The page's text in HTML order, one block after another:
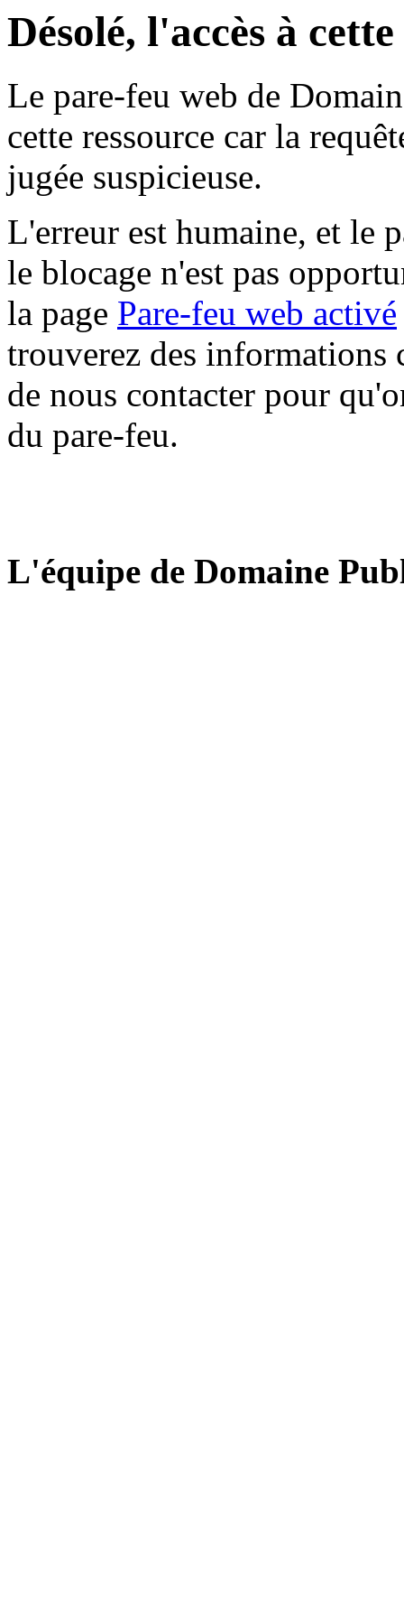
Désolé, l'accès à
Le pare-feu web de
cette ressource car la
jugée suspicieuse.
L'erreur est humaine, et le
le blocage n'est pas
la page Pare-feu web activé
trouverez des informations
de nous contacter pour
du pare-feu.
L'équipe de Domaine